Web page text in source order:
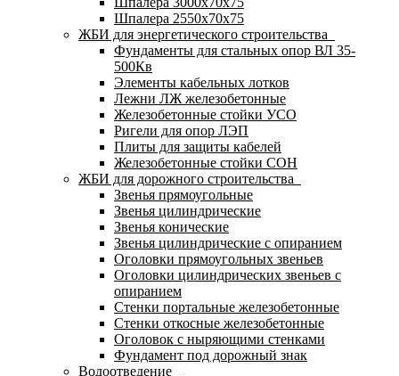
Шпалера 2550х70х75
ЖБИ для энергетического строительства
Фундаменты для стальных опор ВЛ 35-
500Кв
Элементы кабельных лотков
Лежни ЛЖ железобетонные
Железобетонные стойки УСО
Ригели для опор ЛЭП
Плиты для защиты кабелей
Железобетонные стойки СОН
ЖБИ для дорожного строительства
Звенья прямоугольные
Звенья цилиндрические
Звенья конические
Звенья цилиндрические с опиранием
Оголовки прямоугольных звеньев
Оголовки цилиндрических звеньев с
опиранием
Стенки портальные железобетонные
Стенки откосные железобетонные
Оголовок с ныряющими стенками
Фундамент под дорожный знак
Водоотведение